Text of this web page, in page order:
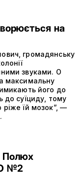
на
громадянську
звуками. О
максимальну
його до
до суїциду, тому
ріже їй мозок”, —
Полюх
№2